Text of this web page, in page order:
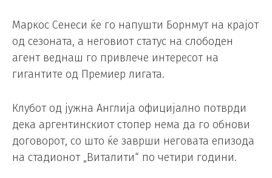
Маркос Сенеси ќе го напушти Борнмут на крајот
од сезоната, а неговиот статус на слободен
агент веднаш го привлече интересот на
гигантите од Премиер лигата.
Клубот од јужна Англија официјално потврди
дека аргентинскиот стопер нема да го обнови
договорот, со што ќе заврши неговата епизода
на стадионот „Виталити“ по четири години.